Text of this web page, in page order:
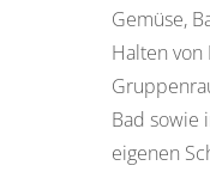
Gemüse,
Halten
Bad sowie
eigenen